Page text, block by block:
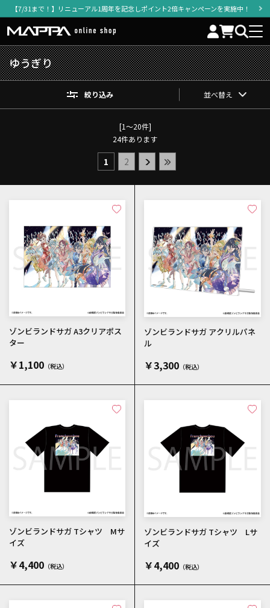
【7/31まで！】リニューアル1周年を記念しポイント2倍キャンペーンを実施中！
ゆうぎり
絞り込み 並べ替え
[1～20件]
24件あります
1 2
ゾンビランドサガ A3クリアポス
ター
￥1,100
ゾンビランドサガ アクリルパネ
ル
￥3,300
ゾンビランドサガ Tシャツ Mサ
イズ
￥4,400
ゾンビランドサガ Tシャツ Lサ
イズ
￥4,400